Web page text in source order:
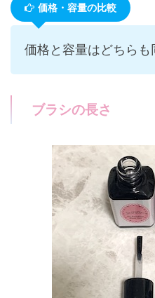
価格・容量の比較
価格と容量はどちらも
ブラシの長さ